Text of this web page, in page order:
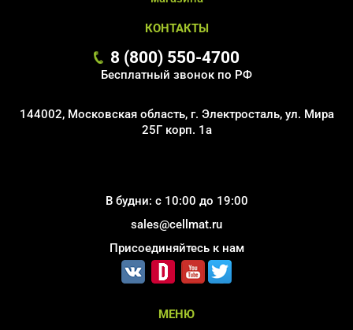
КОНТАКТЫ
8 (800) 550-4700
Бесплатный звонок по РФ
144002, Московская область, г. Электросталь, ул. Мира
25Г корп. 1а
В будни: с 10:00 до 19:00
sales@cellmat.ru
Присоединяйтесь к нам
МЕНЮ